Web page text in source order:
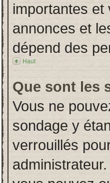
importantes
annonces et
dépend des
Haut
Que sont les
Vous ne
sondage y
verrouillés